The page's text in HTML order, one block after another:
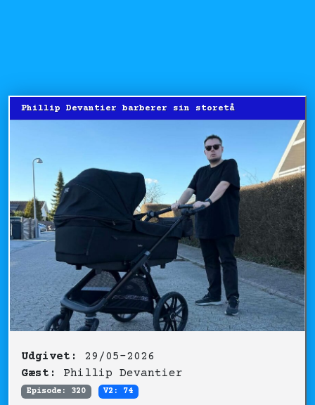
Phillip Devantier barberer sin storetå
Udgivet:
29/05-2026
Gæst:
Phillip Devantier
Episode: 320 V2: 74